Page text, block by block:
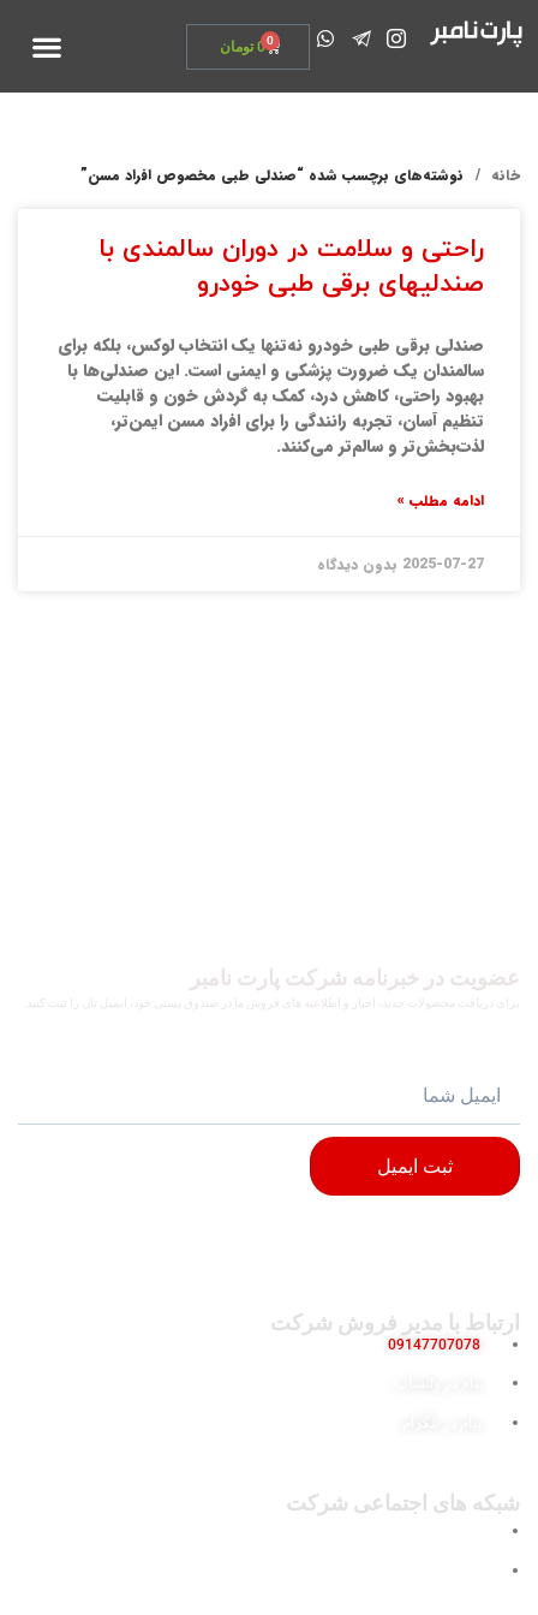
0 تومان 0
خانه نوشته‌های برچسب شده “صندلی طبی مخصوص افراد مسن”
راحتی و سلامت در دوران سالمندی با
صندلیهای برقی طبی خودرو
صندلی برقی طبی خودرو نه‌تنها یک انتخاب لوکس، بلکه برای
سالمندان یک ضرورت پزشکی و ایمنی است. این صندلی‌ها با
بهبود راحتی، کاهش درد، کمک به گردش خون و قابلیت
تنظیم آسان، تجربه رانندگی را برای افراد مسن ایمن‌تر،
لذت‌بخش‌تر و سالم‌تر می‌کنند.
ادامه مطلب »
2025-07-27 بدون دیدگاه
عضویت در خبرنامه شرکت پارت نامبر
برای دریافت محصولات جدید، اخبار و اطلاعیه های فروش ما در صندوق پستی خود، ایمیل تان را ثبت کنید.
ثبت ایمیل
ارتباط با مدیر فروش شرکت
09147707078
شبکه های اجتماعی شرکت